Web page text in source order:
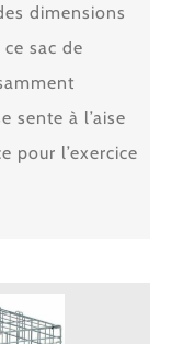
dimensions
sac de
sente à l’aise
pour l’exercice